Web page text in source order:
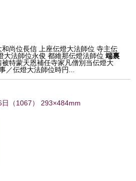
尚位長信 上座伝燈大法師位 寺主伝
大法師位永俊 都維那伝燈法師位 端裏
被特蒙天恩補任寺家凡僧別当伝燈大
／伝燈大法師位時円...
（1067） 293×484mm